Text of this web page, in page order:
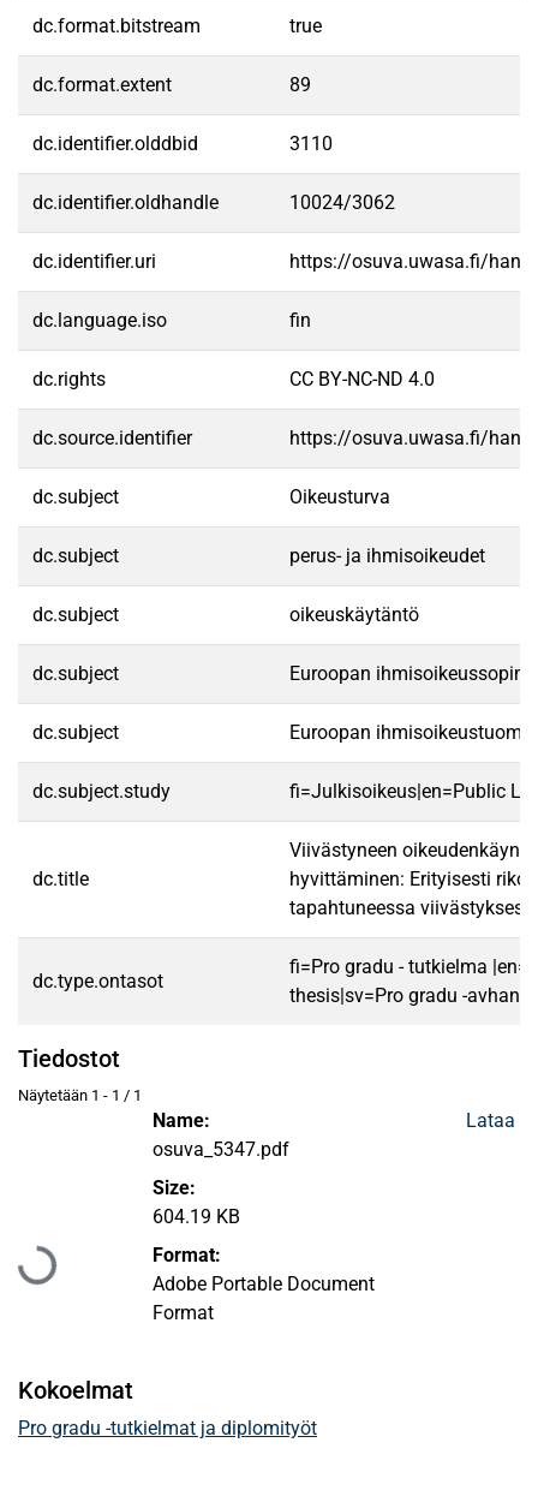
dc.format.bitstream true
dc.format.extent 89
dc.identifier.olddbid 3110
dc.identifier.oldhandle 10024/3062
dc.identifier.uri https://osuva.uwasa.fi/
dc.language.iso fin
dc.rights CC BY-NC-ND 4.0
dc.source.identifier https://osuva.uwasa.fi/
dc.subject Oikeusturva
dc.subject perus- ja ihmisoikeudet
dc.subject oikeuskäytäntö
dc.subject Euroopan
dc.subject Euroopan
dc.subject.study fi=Julkisoikeus|en=Public
dc.title
Viivästyneen
hyvittäminen: Erityisesti
tapahtuneessa
dc.type.ontasot
fi=Pro gradu - tutkielma
thesis|sv=Pro gradu -
Tiedostot
Näytetään 1 - 1 / 1
Ladataan...
Name:
osuva_5347.pdf
Size:
604.19 KB
Format:
Adobe Portable Document
Format
Lataa
Kokoelmat
Pro gradu -tutkielmat ja diplomityöt